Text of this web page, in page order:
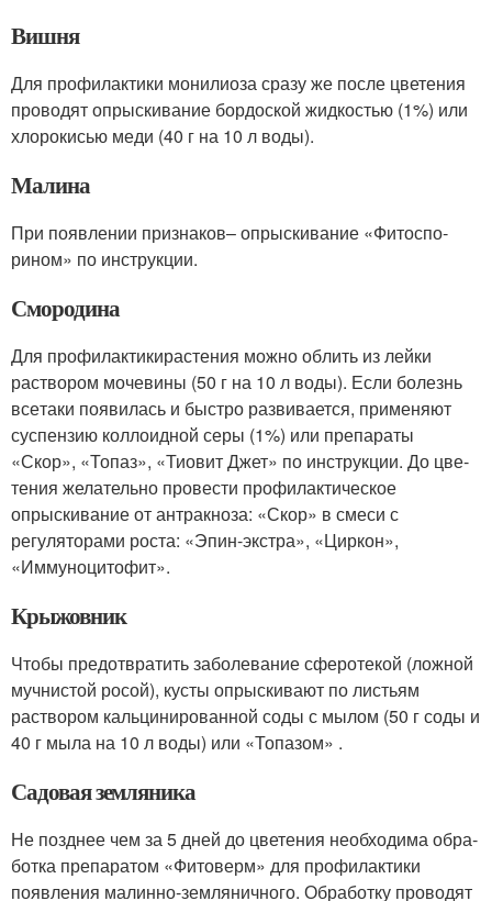
Вишня
Для профилактики монили­оза сразу же после цветения
прово­дят опрыскивание бордоской жид­костью (1%) или
хлорокисью меди (40 г на 10 л воды).
Малина
При появлении признаков– опрыскивание «Фитоспо­
рином» по инструкции.
Смородина
Для профилактикирастения можно об­лить из лейки
раствором мочевины (50 г на 10 л воды). Если болезнь
все­таки появилась и быстро развивается, применяют
суспензию коллоидной се­ры (1%) или препараты
«Скор», «Топаз», «Тиовит Джет» по инструкции. До цве­
тения желательно провести профилак­тическое
опрыскивание от антракноза: «Скор» в смеси с
регуляторами роста: «Эпин-­экстра», «Циркон»,
«Иммуноци­тофит».
Крыжовник
Чтобы предотвратить заболевание сферотекой (ложной
муч­нистой росой), кусты опрыскивают по листьям
раствором кальцинирован­ной соды с мылом (50 г соды и
40 г мы­ла на 10 л воды) или «Топазом» .
Садовая земляника
Не позднее чем за 5 дней до цветения необходима обра­
ботка препаратом «Фитоверм» для профи­лактики
появления малинно-­землянично­го. Обработку проводят